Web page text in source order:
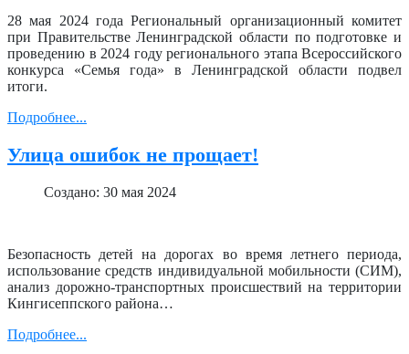
28 мая 2024 года Региональный организационный комитет
при Правительстве Ленинградской области по подготовке и
проведению в 2024 году регионального этапа Всероссийского
конкурса «Семья года» в Ленинградской области подвел
итоги.
Подробнее...
Улица ошибок не прощает!
Создано: 30 мая 2024
Безопасность детей на дорогах во время летнего периода,
использование средств индивидуальной мобильности (СИМ),
анализ дорожно-транспортных происшествий на территории
Кингисеппского района…
Подробнее...